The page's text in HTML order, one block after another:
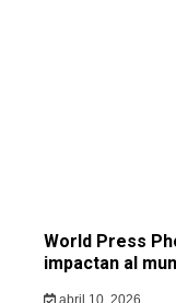
World Press
impactan al
abril 10, 2026